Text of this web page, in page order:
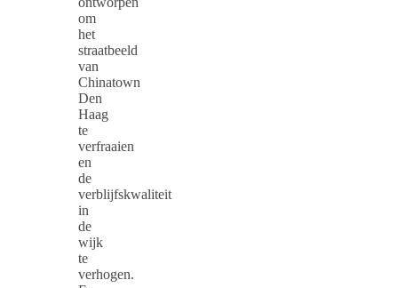
om
het
straatbeeld
van
Chinatown
Den
Haag
te
verfraaien
en
de
verblijfskwaliteit
in
de
wijk
te
verhogen.